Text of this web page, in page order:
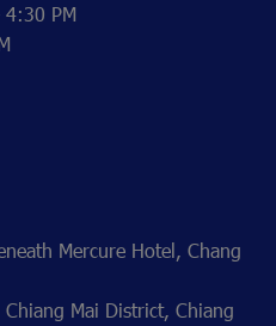
PM
Mercure Hotel, Chang
Mai District, Chiang